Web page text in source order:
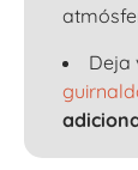
Deja